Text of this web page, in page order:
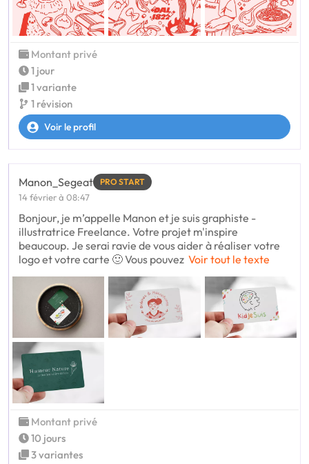
Montant privé
1 jour
1 variante
1 révision
Voir le profil
Manon_Segeat PRO START
14 février à 08:47
Bonjour, je m’appelle Manon et je suis graphiste -
illustratrice Freelance. Votre projet m'inspire
beaucoup. Je serai ravie de vous aider à réaliser votre
logo et votre carte 🙂 Vous pouvez Voir tout le texte
Montant privé
10 jours
3 variantes